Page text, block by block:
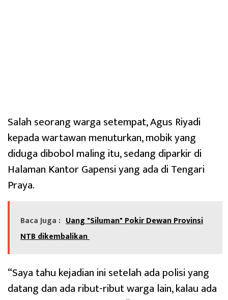
Salah seorang warga setempat, Agus Riyadi
kepada wartawan menuturkan, mobik yang
diduga dibobol maling itu, sedang diparkir di
Halaman Kantor Gapensi yang ada di Tengari
Praya.
Baca Juga : Uang "Siluman" Pokir Dewan Provinsi
NTB dikembalikan
“Saya tahu kejadian ini setelah ada polisi yang
datang dan ada ribut-ribut warga lain, kalau ada